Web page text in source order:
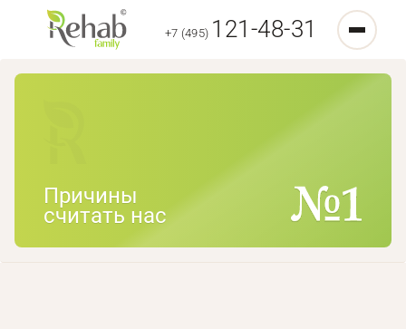
+7 (495) 121-48-31
Причины
считать нас